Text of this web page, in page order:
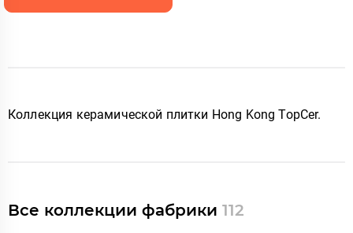
Коллекция керамической плитки Hong Kong TopCer.
Все коллекции фабрики 112